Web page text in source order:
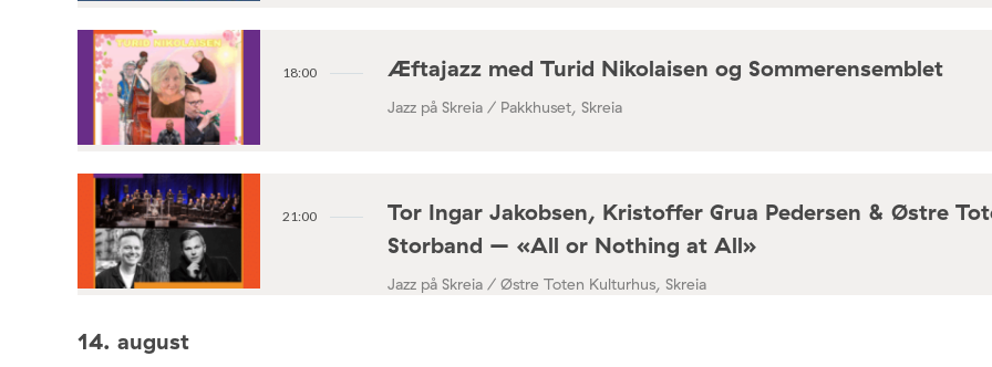
18:00 Æftajazz med Turid Nikolaisen og Sommerensemblet
Jazz på Skreia / Pakkhuset, Skreia
21:00
Tor Ingar Jakobsen, Kristoffer Grua Pedersen & Østre
Storband – «All or Nothing at All»
Jazz på Skreia / Østre Toten Kulturhus, Skreia
14. august